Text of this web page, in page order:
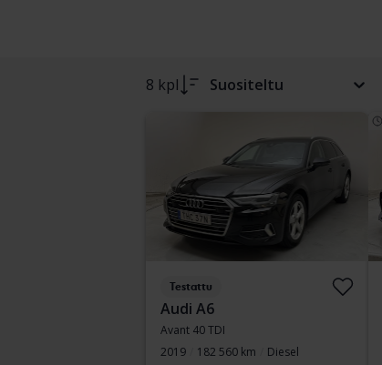
8 kpl Suositeltu
Testattu
Audi A6
Avant 40 TDI
2019
182 560 km
Diesel